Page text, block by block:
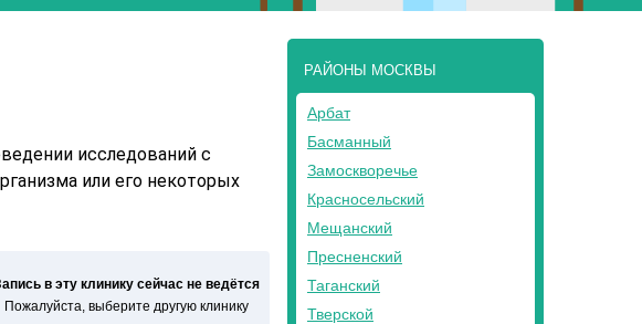
исследований с
или его некоторых
в эту клинику сейчас не ведётся
Пожалуйста, выберите другую клинику
РАЙОНЫ МОСКВЫ
Арбат
Басманный
Замоскворечье
Красносельский
Мещанский
Пресненский
Таганский
Тверской